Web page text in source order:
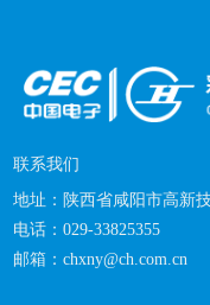
联系我们
地址： 陕西省咸阳市高新
电话：029-33825355
邮箱： chxny@ch.com.cn